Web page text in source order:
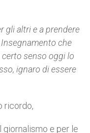
gli altri e a prendere
che
senso oggi lo
ignaro di essere
ricordo,
giornalismo e per le